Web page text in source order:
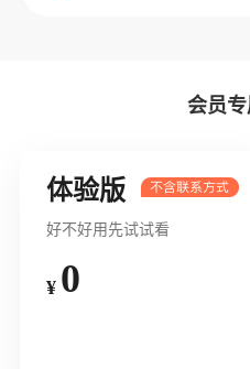
会员
体验版
好不好用先试试看
¥ 0